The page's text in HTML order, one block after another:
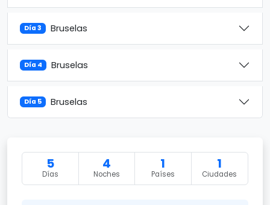
Día 3 Bruselas
Día 4 Bruselas
Día 5 Bruselas
5
Días
4
Noches
1
Países
1
Ciudades